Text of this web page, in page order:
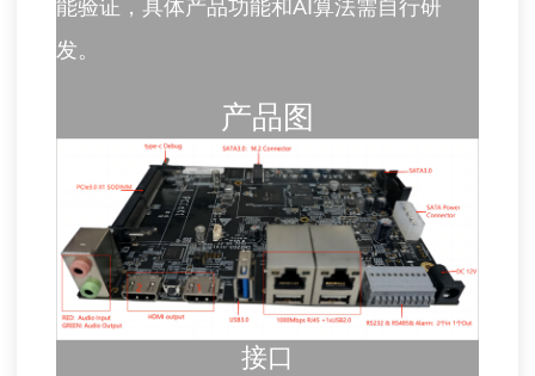
能验证，具体产品功能和AI算法需自行研
发。
产品图
接口